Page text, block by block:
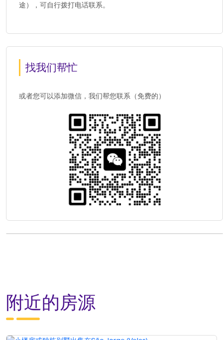
途），可自行拨打电话联系。
找我们帮忙
或者您可以添加微信，我们帮您联系（免费的）
附近的房源